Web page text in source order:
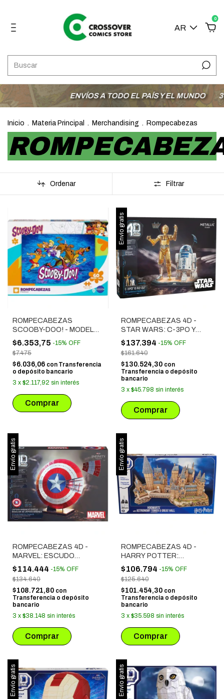
AR
0
ENVÍOS A TODO EL PAÍS Y EL MUNDO 3
Inicio . Materia Principal . Merchandising . Rompecabezas
Ordenar Filtrar
ROMPECABEZAS
SCOOBY-DOO! - MODELO
3 (60 PIEZAS)
$6.353,75 -15% OFF
$7.475
$6.036,06 con Transferencia
o depósito bancario
3 x $2.117,92 sin interés
Envío gratis
ROMPECABEZAS 4D -
STAR WARS: C-3PO Y
R2D2 (47191)
$137.394 -15% OFF
$161.640
$130.524,30 con
Transferencia o depósito
bancario
3 x $45.798 sin interés
Envío gratis
ROMPECABEZAS 4D -
MARVEL: ESCUDO
CAPITAN AMERICA
(47175)
$114.444 -15% OFF
$134.640
$108.721,80 con
Transferencia o depósito
bancario
3 x $38.148 sin interés
Envío gratis
ROMPECABEZAS 4D -
HARRY POTTER:
CASTILLO HOGWARTS
(29943)
$106.794 -15% OFF
$125.640
$101.454,30 con
Transferencia o depósito
bancario
3 x $35.598 sin interés
Envío gratis Envío gratis